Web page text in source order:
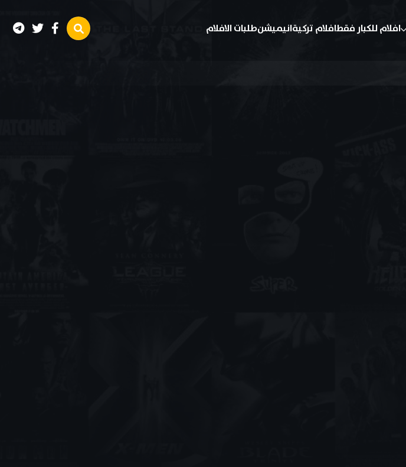
افلام للكبار فقطافلام تركيةانيميشنطلبات الافلام